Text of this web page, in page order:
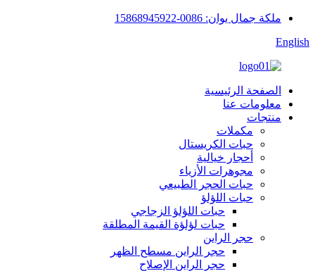
ملكة جمال يوان: 0086-15868945922
English
الصفحة الرئيسية
معلومات عنا
منتجات
مكملات
حبات الكريستال
أحجار خيالية
مجوهرات الأزياء
حبات الحجر الطبيعي
حبات اللؤلؤ
حبات اللؤلؤ الزجاجي
حبات لؤلؤة القيمة المطلقة
حجر الراين
حجر الراين مسطح الظهر
حجر الراين الإصلاح